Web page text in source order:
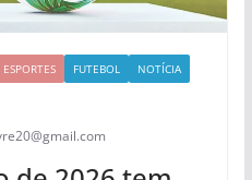
ESPORTES FUTEBOL
NOTÍCIA